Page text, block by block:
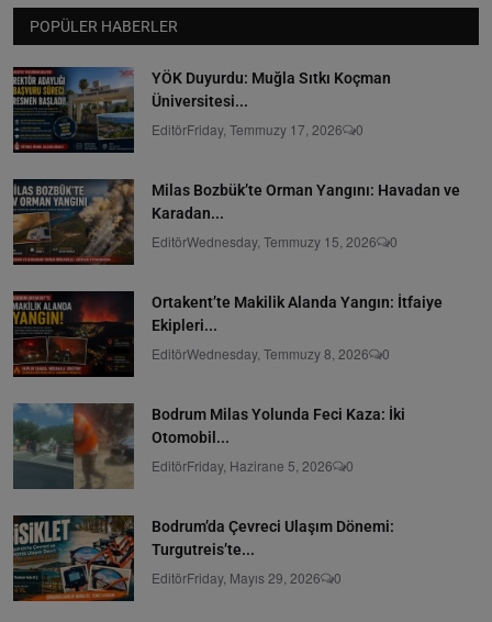
POPÜLER HABERLER
YÖK Duyurdu: Muğla Sıtkı Koçman
Üniversitesi...
EditörFriday, Temmuzy 17, 2026 0
Milas Bozbük’te Orman Yangını: Havadan ve
Karadan...
EditörWednesday, Temmuzy 15, 2026 0
Ortakent’te Makilik Alanda Yangın: İtfaiye
Ekipleri...
EditörWednesday, Temmuzy 8, 2026 0
Bodrum Milas Yolunda Feci Kaza: İki
Otomobil...
EditörFriday, Hazirane 5, 2026 0
Bodrum’da Çevreci Ulaşım Dönemi:
Turgutreis’te...
EditörFriday, Mayıs 29, 2026 0